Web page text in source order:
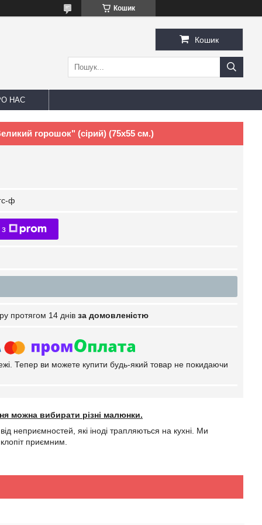
Кошик
Кошик
НАС
горошок" (сірий) (75х55 см.)
ф
протягом 14 днів за домовленістю
Тепер ви можете купити будь-який товар не покидаючи
можна вибирати різні малюнки.
неприємностей, які іноді трапляються на кухні. Ми
приємним.